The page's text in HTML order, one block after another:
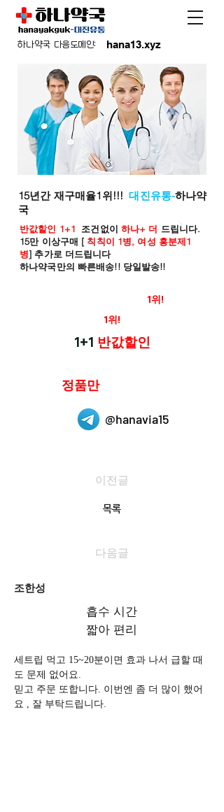
hana13.xyz
하나약국 다음도메인:
15년간 재구매율1위!!!대진유통-하나약
국
반값할인 1+1 조건없이 하나+ 더 드립니다.
15만 이상구매 [ 칙칙이 1병, 여성 흥분제1
병] 추가로 더드립니다
하나약국만의 빠른배송!! 당일발송!!
1위!
1위!
1+1 반값할인
정품만
@hanavia15
이전글
목록
다음글
조한성
흡수 시간
짧아 편리
세트립 먹고 15~20분이면 효과 나서 급할 때
도 문제 없어요.
믿고 주문 또합니다. 이번엔 좀 더 많이 했어
요 , 잘 부탁드립니다.